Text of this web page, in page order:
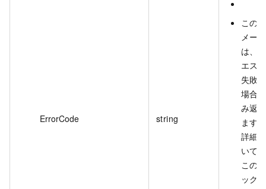
ErrorCode string
この
メー
は、
エス
失敗
場合
み返
ます
詳細
いて
この
ック